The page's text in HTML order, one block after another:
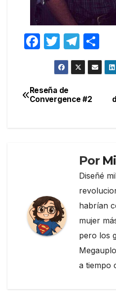
F
e
b
T
w
itt
er
T
el
e
a
o
m
ar
Navegación
Reseña de
Convergence #2
Por
Diseñé
habrían
mujer
pero los
a tiempo